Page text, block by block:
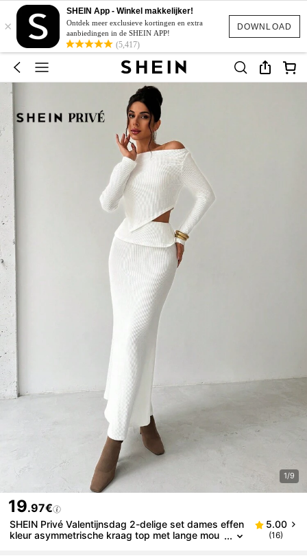
DOWNLOAD
×
SHEIN App - Winkel makkelijker!
Ontdek meer exclusieve kortingen en extra
aanbiedingen in de SHEIN APP!
(5,417)
1/9
19.97€
SHEIN Privé Valentijnsdag 2-delige set dames effen
kleur asymmetrische kraag top met lange mou
5.00
(16)